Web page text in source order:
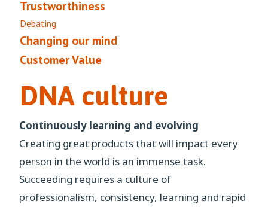
Trustworthiness
Debating
Changing our mind
Customer Value
DNA culture
Continuously learning and evolving
Creating great products that will impact every
person in the world is an immense task.
Succeeding requires a culture of
professionalism, consistency, learning and rapid